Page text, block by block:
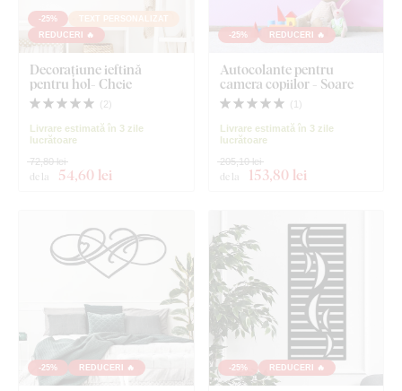
-25%
TEXT PERSONALIZAT
REDUCERI 🔥
Decorațiune ieftină
pentru hol- Cheie
( 2)
Livrare estimată în 3 zile
lucrătoare
de la 54,60 lei
72,80 lei
-25% REDUCERI 🔥
Autocolante pentru
camera copiilor - Soare
( 1 )
Livrare estimată în 3 zile
lucrătoare
de la 153,80 lei
205,10 lei
-25% REDUCERI 🔥 -25% REDUCERI 🔥